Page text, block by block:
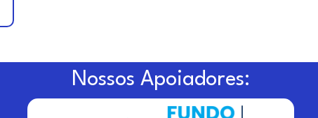
Nossos Apoiadores: